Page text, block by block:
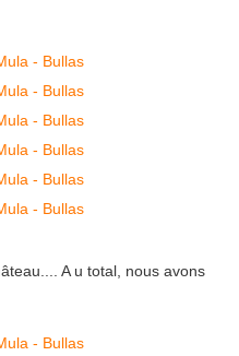
A u total, nous avons